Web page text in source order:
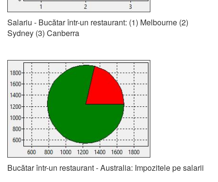
Salariu - Bucătar într-un restaurant: (1) Melbourne (2)
Sydney (3) Canberra
Bucătar într-un restaurant - Australia: Impozitele pe salarii